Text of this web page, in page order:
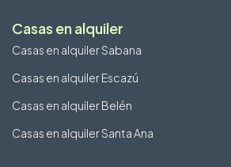
Casas en alquiler
Casas en alquiler Sabana
Casas en alquiler Escazú
Casas en alquiler Belén
Casas en alquiler Santa Ana